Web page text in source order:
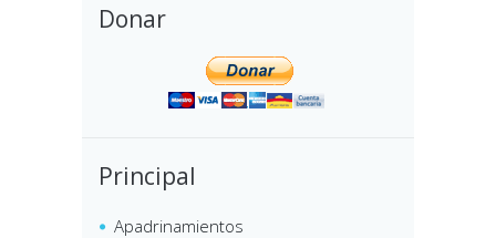
Donar
Principal
Apadrinamientos